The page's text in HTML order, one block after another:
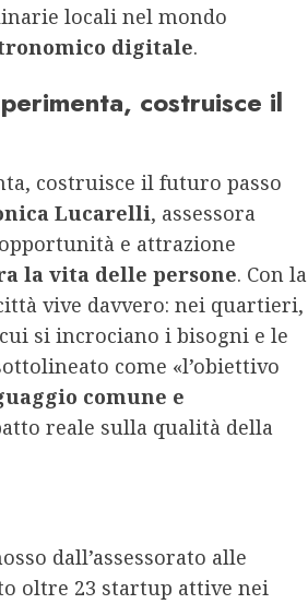
locali nel mondo
digitale.
costruisce il
costruisce il futuro passo
Lucarelli, assessora
e attrazione
la vita delle persone. Con la
vive davvero: nei quartieri,
si incrociano i bisogni e le
come «l’obiettivo
comune e
reale sulla qualità della
dall’assessorato alle
oltre 23 startup attive nei